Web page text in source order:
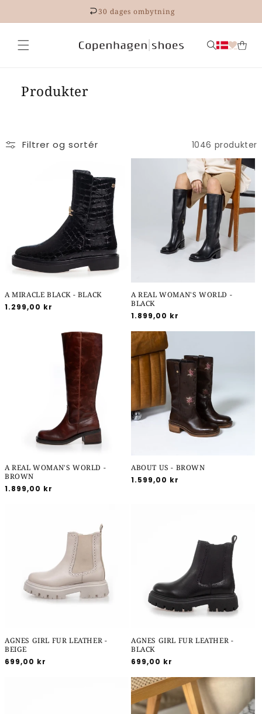
30 dages ombytning
Produkter
Filtrer og sortér 1046 produkter
A MIRACLE BLACK - BLACK
Normalpris
1.299,00 kr
A REAL WOMAN'S WORLD -
BLACK
Normalpris
1.899,00 kr
A REAL WOMAN'S WORLD -
BROWN
Normalpris
1.899,00 kr
ABOUT US - BROWN
Normalpris
1.599,00 kr
AGNES GIRL FUR LEATHER -
BEIGE
Normalpris
699,00 kr
AGNES GIRL FUR LEATHER -
BLACK
Normalpris
699,00 kr